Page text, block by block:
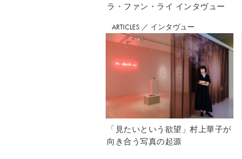
ラ・ファン・ライ インタヴュー
ARTICLES ／ インタヴュー
「見たいという欲望」村上華子が
向き合う写真の起源